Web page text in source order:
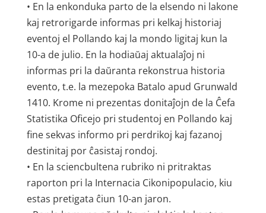
• En la enkonduka parto de la elsendo ni lakone
kaj retrorigarde informas pri kelkaj historiaj
eventoj el Pollando kaj la mondo ligitaj kun la
10-a de julio. En la hodiaŭaj aktualaĵoj ni
informas pri la daŭranta rekonstrua historia
evento, t.e. la mezepoka Batalo apud Grunwald
1410. Krome ni prezentas donitaĵojn de la Ĉefa
Statistika Oficejo pri studentoj en Pollando kaj
fine sekvas informo pri perdrikoj kaj fazanoj
destinitaj por ĉasistaj rondoj.
• En la sciencbultena rubriko ni pritraktas
raporton pri la Internacia Cikonipopulacio, kiu
estas pretigata ĉiun 10-an jaron.